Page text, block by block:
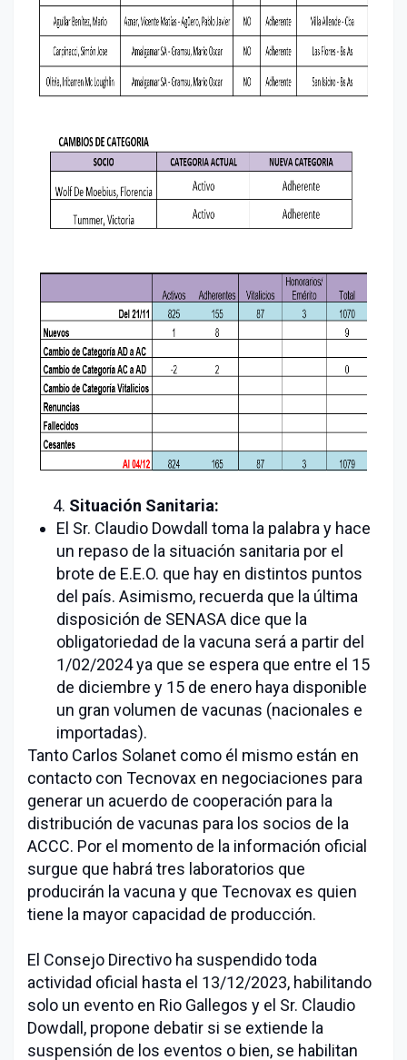
4. Situación Sanitaria:
El Sr. Claudio Dowdall toma la palabra y hace
un repaso de la situación sanitaria por el
brote de E.E.O. que hay en distintos puntos
del país. Asimismo, recuerda que la última
disposición de SENASA dice que la
obligatoriedad de la vacuna será a partir del
1/02/2024 ya que se espera que entre el 15
de diciembre y 15 de enero haya disponible
un gran volumen de vacunas (nacionales e
importadas).
Tanto Carlos Solanet como él mismo están en
contacto con Tecnovax en negociaciones para
generar un acuerdo de cooperación para la
distribución de vacunas para los socios de la
ACCC. Por el momento de la información oficial
surgue que habrá tres laboratorios que
producirán la vacuna y que Tecnovax es quien
tiene la mayor capacidad de producción.
El Consejo Directivo ha suspendido toda
actividad oficial hasta el 13/12/2023, habilitando
solo un evento en Rio Gallegos y el Sr. Claudio
Dowdall, propone debatir si se extiende la
suspensión de los eventos o bien, se habilitan